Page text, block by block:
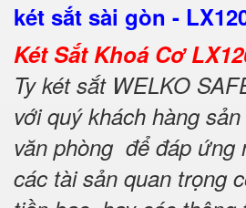
két sắt sài gòn -
Két Sắt Khoá Cơ
Ty két sắt WELKO
với quý khách hàng
văn phòng để đáp ứng
các tài sản quan trọng